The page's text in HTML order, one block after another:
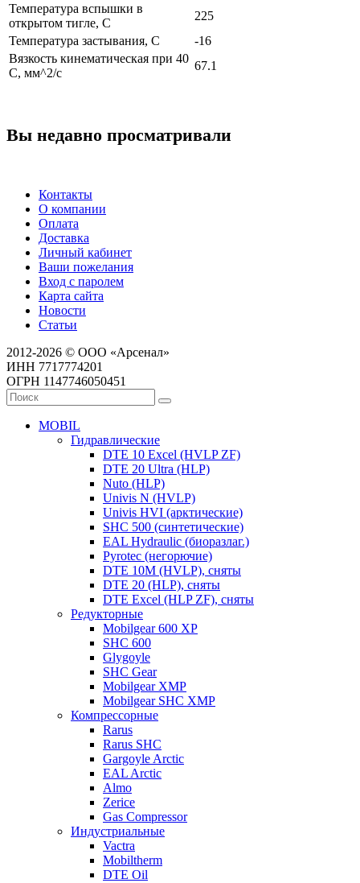
Температура вспышки в
открытом тигле, С
225
Температура застывания, С
-16
Вязкость кинематическая при 40
С, мм^2/c
67.1
Вы недавно просматривали
Контакты
О компании
Оплата
Доставка
Личный кабинет
Ваши пожелания
Вход с паролем
Карта сайта
Новости
Статьи
2012-2026 © ООО «Арсенал»
ИНН 7717774201
ОГРН 1147746050451
MOBIL
Гидравлические
DTE 10 Excel (HVLP ZF)
DTE 20 Ultra (HLP)
Nuto (HLP)
Univis N (HVLP)
Univis HVI (арктические)
SHC 500 (синтетические)
EAL Hydraulic (биоразлаг.)
Pyrotec (негорючие)
DTE 10M (HVLP), сняты
DTE 20 (HLP), сняты
DTE Excel (HLP ZF), сняты
Редукторные
Mobilgear 600 XP
SHC 600
Glygoyle
SHC Gear
Mobilgear XMP
Mobilgear SHC XMP
Компрессорные
Rarus
Rarus SHC
Gargoyle Arctic
EAL Arctic
Almo
Zerice
Gas Compressor
Индустриальные
Vactra
Mobiltherm
DTE Oil